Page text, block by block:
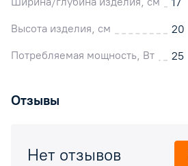
Высота изделия, см
20
Потребляемая мощность, Вт
25
Отзывы
Нет отзывов